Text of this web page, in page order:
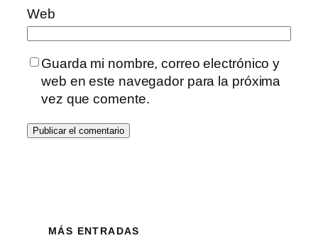
Web
Guarda mi nombre, correo electrónico y
web en este navegador para la próxima
vez que comente.
MÁS ENTRADAS